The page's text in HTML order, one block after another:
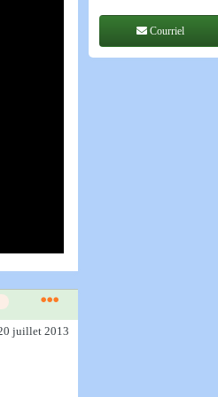
juillet 2013
Courriel